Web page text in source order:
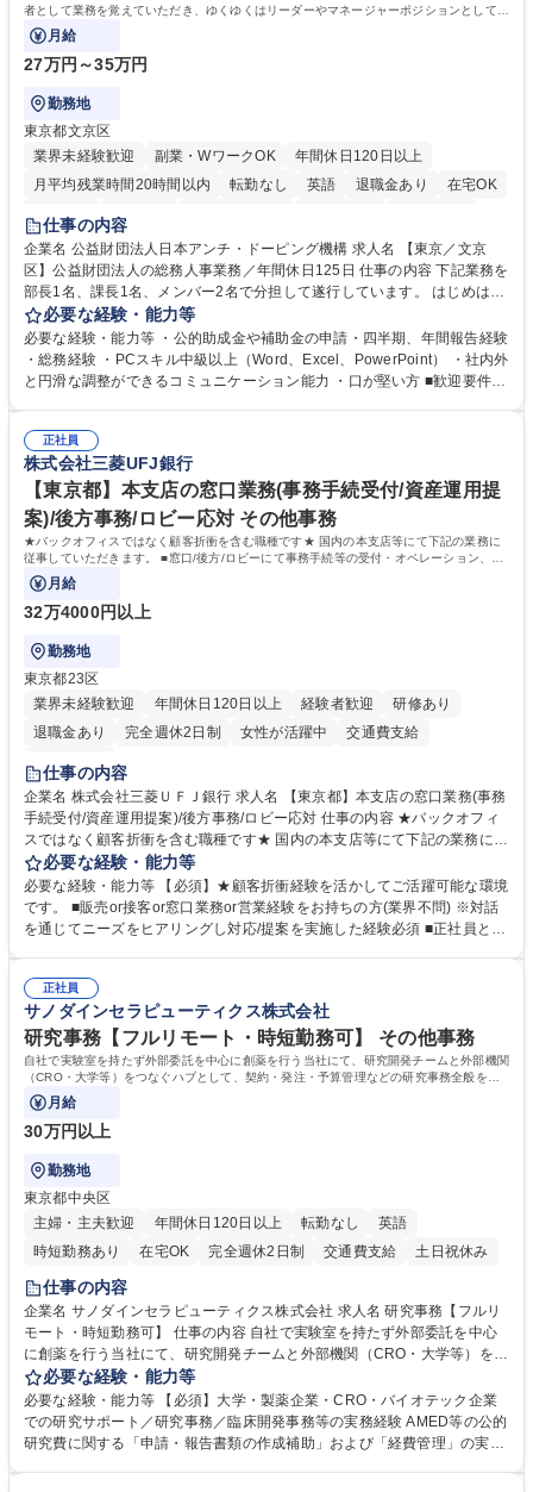
者として業務を覚えていただき、ゆくゆくはリーダーやマネージャーポジションとして活
躍いただくことを期待しています。
月給
27万円～35万円
勤務地
東京都文京区
業界未経験歓迎
副業・WワークOK
年間休日120日以上
月平均残業時間20時間以内
転勤なし 英語 退職金あり
在宅OK
賞与あり
育休あり
食事補助あり
仕事の内容
企業名 公益財団法人日本アンチ・ドーピング機構 求人名 【東京／文京
区】公益財団法人の総務人事業務／年間休日125日 仕事の内容 下記業務を
部長1名、課長1名、メンバー2名で分担して遂行しています。 はじめは担
当者として業務を覚えていただき、ゆくゆくはリーダーやマネージャーポ
ジションとして活躍いただくことを期待しています。 【総務・人事グルー
プの業務内容】 ・人事制度関連 ・採用活動 ・教育研修の企画、実行 ・勤
怠管理 ・官公庁への各種提出 ・法定の会議運営（評議員会、理事会） ・
管理 ・福利厚生関連 ・職員からの問合せ、相談対応 ・その他日常の総務
業務全般 募集職種 【東京／文京区】公益財団法人の総務人事業務／年間
休日125日
必要な経験・能力等
必要な経験・能力等 ・公的助成金や補助金の申請・四半期、年間報告経験
・総務経験 ・PCスキル中級以上（Word、Excel、PowerPoint） ・社内外
と円滑な調整ができるコミュニケーション能力 ・口が堅い方 ■歓迎要件
正社員
株式会社三菱UFJ銀行
【東京都】本支店の窓口業務(事務手続受付/資産運用提
案)/後方事務/ロビー応対 その他事務
★バックオフィスではなく顧客折衝を含む職種です★ 国内の本支店等にて下記の業務に
従事していただきます。 ■窓口/後方/ロビーにて事務手続等の受付・オペレーション、お
客様対応
月給
32万4000円以上
勤務地
東京都23区
業界未経験歓迎
年間休日120日以上 経験者歓迎
研修あり
退職金あり
完全週休2日制 女性が活躍中
交通費支給
土日祝休み
仕事の内容
企業名 株式会社三菱ＵＦＪ銀行 求人名 【東京都】本支店の窓口業務(事務
手続受付/資産運用提案)/後方事務/ロビー応対 仕事の内容 ★バックオフィ
スではなく顧客折衝を含む職種です★ 国内の本支店等にて下記の業務に従
事していただきます。 ■窓口/後方/ロビーにて事務手続等の受付・オペレ
ーション、お客様対応 ■窓口にて、ご来店された個人のお客様に対して金
融商品のご提案 ■効率的な事務運用の検討・構築等 ≪業務紹介：ご応募前
に必ずご覧ください≫ ※記事 https://www.mysite.bk.mufg.jp/career/circle/
必要な経験・能力等
必要な経験・能力等 【必須】★顧客折衝経験を活かしてご活躍可能な環境
です。 ■販売or接客or窓口業務or営業経験をお持ちの方(業界不問) ※対話
を通じてニーズをヒアリングし対応/提案を実施した経験必須 ■正社員とし
るので安心して入行いただけます。 幅広いキャリアの選択肢があり、公募
や社内副業等を活用し、 一人ひとりが挑戦できるカルチャーが浸透してい
ます。 学歴・資格 学歴：大学院 大学 高専 短大 専修学校 高校 語学力：
資格：
正社員
サノダインセラピューティクス株式会社
研究事務【フルリモート・時短勤務可】 その他事務
自社で実験室を持たず外部委託を中心に創薬を行う当社にて、研究開発チームと外部機関
（CRO・大学等）をつなぐハブとして、契約・発注・予算管理などの研究事務全般をお
任せします。
月給
30万円以上
勤務地
東京都中央区
主婦・主夫歓迎
年間休日120日以上 転勤なし
英語
時短勤務あり
在宅OK 完全週休2日制 交通費支給 土日祝休み
仕事の内容
企業名 サノダインセラピューティクス株式会社 求人名 研究事務【フルリ
モート・時短勤務可】 仕事の内容 自社で実験室を持たず外部委託を中心
に創薬を行う当社にて、研究開発チームと外部機関（CRO・大学等）をつ
なぐハブとして、契約・発注・予算管理などの研究事務全般をお任せしま
す。 ■見積取得、発注、検収、請求処理等の事務手続き ■委託先との定例
会議の調整・アジェンダ準備・議事録作成 ■研究報告書、試験関連資料、
SOP等の整備・版管理・保管 ■研究開発の進捗・タイムライン・予算執行
必要な経験・能力等
必要な経験・能力等 【必須】大学・製薬企業・CRO・バイオテック企業
での研究サポート／研究事務／臨床開発事務等の実務経験 AMED等の公的
研究費に関する「申請・報告書類の作成補助」および「経費管理」の実務